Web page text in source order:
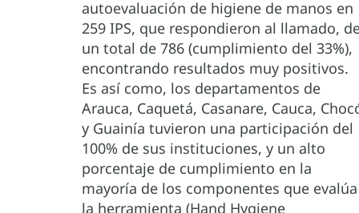
autoevaluación de higiene de manos en
259 IPS, que respondieron al llamado,
un total de 786 (cumplimiento del 33%),
encontrando resultados muy positivos.
Es así como, los departamentos de
Arauca, Caquetá, Casanare, Cauca,
y Guainía tuvieron una participación del
100% de sus instituciones, y un alto
porcentaje de cumplimiento en la
mayoría de los componentes que evalúa
la herramienta (Hand Hygiene